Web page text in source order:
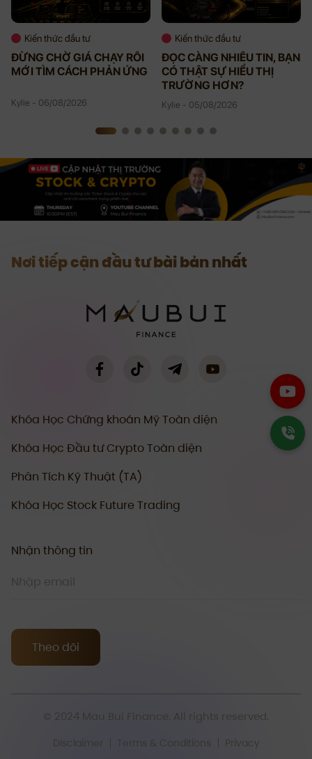
Kiến thức đầu tư
ĐỪNG CHỜ GIÁ CHẠY RỒI
MỚI TÌM CÁCH PHẢN ỨNG
Kylie - 06/08/2026
Kiến thức đầu tư
ĐỌC CÀNG NHIỀU TIN, BẠN
CÓ THẬT SỰ HIỂU THỊ
TRƯỜNG HƠN?
Kylie - 05/08/2026
Nơi tiếp cận đầu tư bài bản nhất
Khóa Học Chứng khoán Mỹ Toàn diện
Khóa Học Đầu tư Crypto Toàn diện
Phân Tích Kỹ Thuật (TA)
Khóa Học Stock Future Trading
Nhận thông tin
Theo dõi
© 2024 Mau Bui Finance. All rights reserved.
Disclaimer Terms & Conditions Privacy